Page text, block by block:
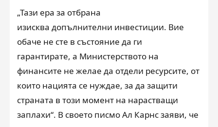
„Тази ера за отбрана
изисква допълнителни инвестиции. Вие
обаче не сте в състояние да ги
гарантирате, а Министерството на
финансите не желае да отдели ресурсите, от
които нацията се нуждае, за да защити
страната в този момент на нарастващи
заплахи“. В своето писмо Ал Карнс заяви, че